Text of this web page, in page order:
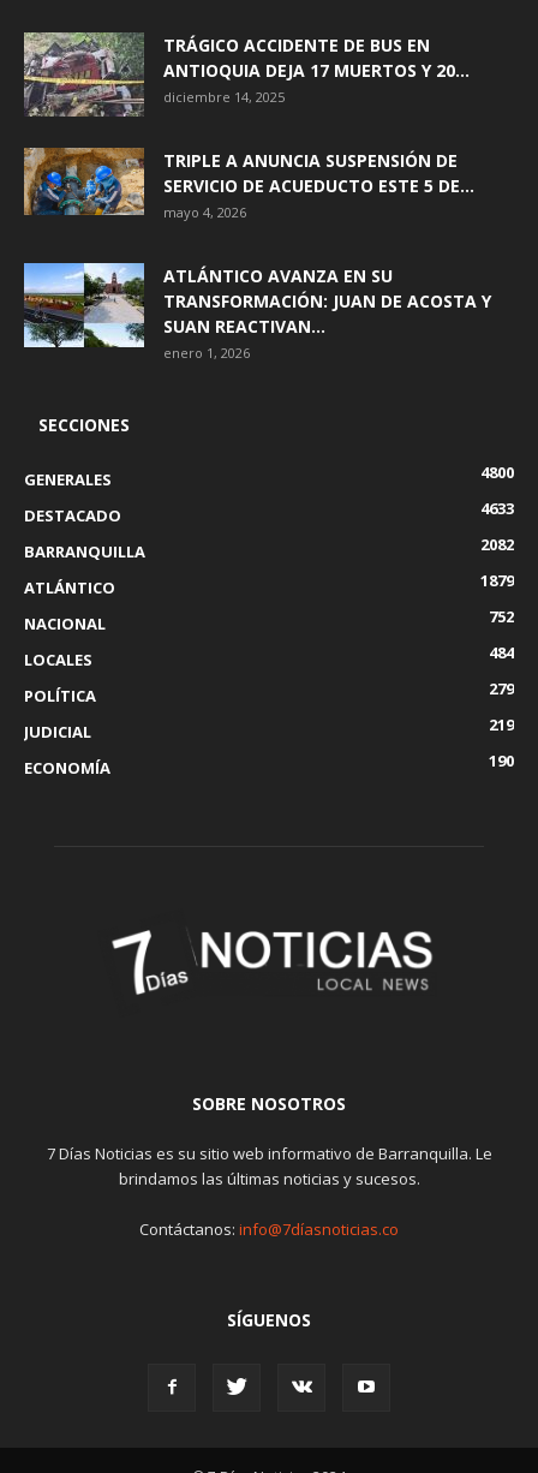
TRÁGICO ACCIDENTE DE BUS EN
ANTIOQUIA DEJA 17 MUERTOS Y 20...
diciembre 14, 2025
TRIPLE A ANUNCIA SUSPENSIÓN DE
SERVICIO DE ACUEDUCTO ESTE 5 DE...
mayo 4, 2026
ATLÁNTICO AVANZA EN SU
TRANSFORMACIÓN: JUAN DE ACOSTA Y
SUAN REACTIVAN...
enero 1, 2026
SECCIONES
GENERALES
4800
DESTACADO
4633
BARRANQUILLA
2082
ATLÁNTICO
1879
NACIONAL
752
LOCALES
484
POLÍTICA
279
JUDICIAL
219
ECONOMÍA
190
SOBRE NOSOTROS
7 Días Noticias es su sitio web informativo de Barranquilla. Le
brindamos las últimas noticias y sucesos.
Contáctanos: info@7díasnoticias.co
SÍGUENOS